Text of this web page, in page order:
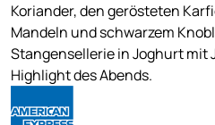
Koriander, den gerösteten
Mandeln und schwarzem
Stangensellerie in Joghurt mit
Highlight des Abends.